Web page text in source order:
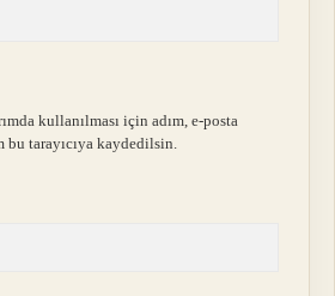
kullanılması için adım, e-posta
bu tarayıcıya kaydedilsin.